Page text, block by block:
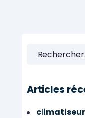
Rechercher :
Articles